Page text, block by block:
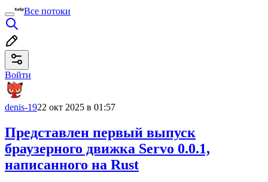
Все потоки
Войти
denis-1922 окт 2025 в 01:57
Представлен первый выпуск
браузерного движка Servo 0.0.1,
написанного на Rust